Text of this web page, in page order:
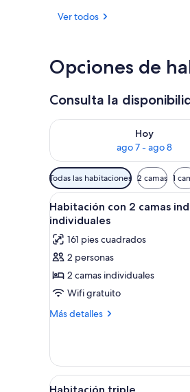
Ver todos
Opciones de
Consulta la
Hoy
ago 7 - ago 8
Consulta la disponibilidad
Filtros
disponibles
para
las
habitaciones
Todas las habitaciones 2 camas 1
Abrir
todas
las
fotos
de
Habitación
con
2
2
camas
individuales
5
Habitación con 2 camas
individuales
161 pies cuadrados
2 personas
2 camas individuales
Wifi gratuito
Más detalles
Más
con
camas
Abrir
5